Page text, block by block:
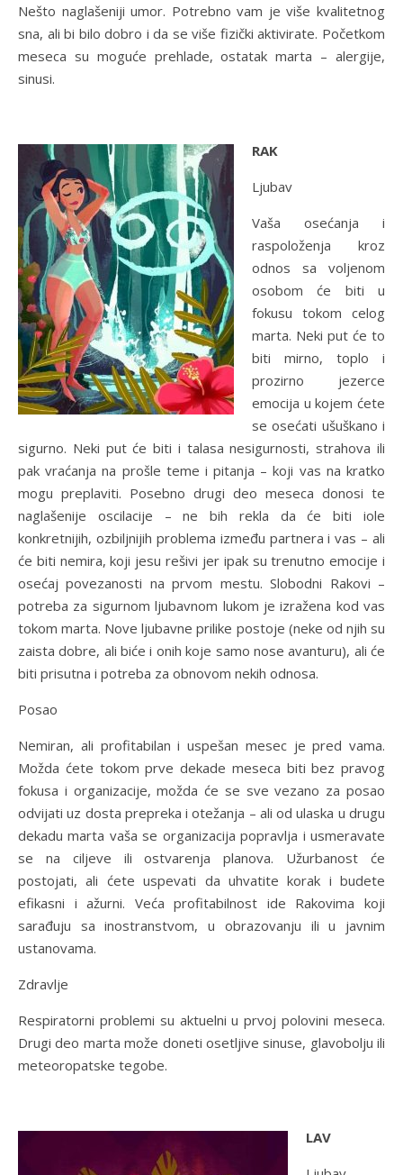
Nešto naglašeniji umor. Potrebno vam je više kvalitetnog
sna, ali bi bilo dobro i da se više fizički aktivirate. Početkom
meseca su moguće prehlade, ostatak marta – alergije,
sinusi.
RAK
Ljubav
Vaša osećanja i
raspoloženja kroz
odnos sa voljenom
osobom će biti u
fokusu tokom celog
marta. Neki put će to
biti mirno, toplo i
prozirno jezerce
emocija u kojem ćete
se osećati ušuškano i
sigurno. Neki put će biti i talasa nesigurnosti, strahova ili
pak vraćanja na prošle teme i pitanja – koji vas na kratko
mogu preplaviti. Posebno drugi deo meseca donosi te
naglašenije oscilacije – ne bih rekla da će biti iole
konkretnijih, ozbiljnijih problema između partnera i vas – ali
će biti nemira, koji jesu rešivi jer ipak su trenutno emocije i
osećaj povezanosti na prvom mestu. Slobodni Rakovi –
potreba za sigurnom ljubavnom lukom je izražena kod vas
tokom marta. Nove ljubavne prilike postoje (neke od njih su
zaista dobre, ali biće i onih koje samo nose avanturu), ali će
biti prisutna i potreba za obnovom nekih odnosa.
Posao
Nemiran, ali profitabilan i uspešan mesec je pred vama.
Možda ćete tokom prve dekade meseca biti bez pravog
fokusa i organizacije, možda će se sve vezano za posao
odvijati uz dosta prepreka i otežanja – ali od ulaska u drugu
dekadu marta vaša se organizacija popravlja i usmeravate
se na ciljeve ili ostvarenja planova. Užurbanost će
postojati, ali ćete uspevati da uhvatite korak i budete
efikasni i ažurni. Veća profitabilnost ide Rakovima koji
sarađuju sa inostranstvom, u obrazovanju ili u javnim
ustanovama.
Zdravlje
Respiratorni problemi su aktuelni u prvoj polovini meseca.
Drugi deo marta može doneti osetljive sinuse, glavobolju ili
meteoropatske tegobe.
LAV